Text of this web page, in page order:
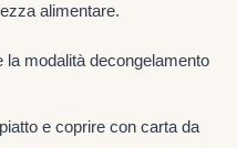
alimentare.
modalità decongelamento
e coprire con carta da